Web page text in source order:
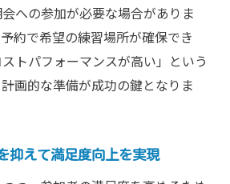
への参加が必要な場合がありま
約で希望の練習場所が確保でき
トパフォーマンスが高い」という
画的な準備が成功の鍵となりま
抑えて満足度向上を実現